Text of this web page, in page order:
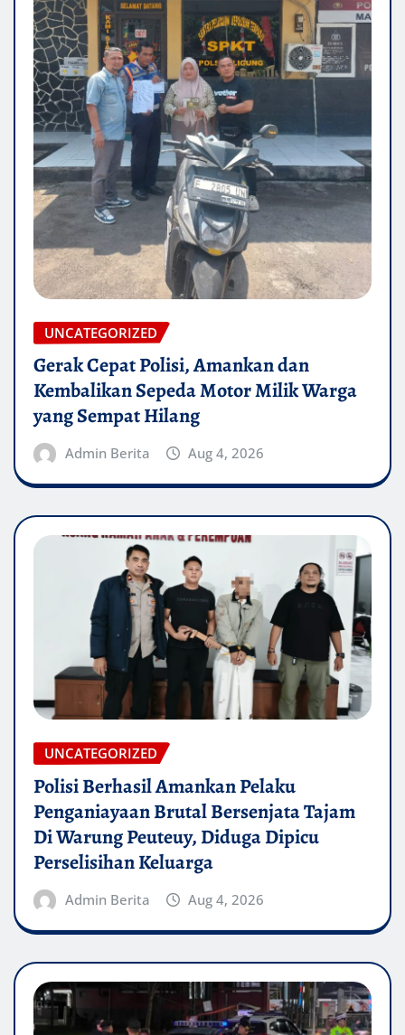
UNCATEGORIZED
Gerak Cepat Polisi, Amankan dan
Kembalikan Sepeda Motor Milik Warga
yang Sempat Hilang
Admin Berita Aug 4, 2026
UNCATEGORIZED
Polisi Berhasil Amankan Pelaku
Penganiayaan Brutal Bersenjata Tajam
Di Warung Peuteuy, Diduga Dipicu
Perselisihan Keluarga
Admin Berita Aug 4, 2026